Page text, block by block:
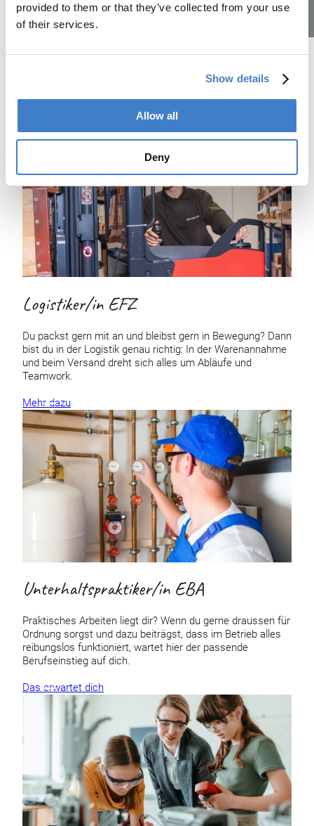
provided to them or that they’ve collected from your use
of their services.
Show details
Allow all
Deny
Informatiker/in EFZ
Plattformentwicklung
dass bei unseren PC-User alles reibungslos, schnell und
Logistiker/in EFZ
Du packst gern mit an und bleibst gern in Bewegung? Dann
bist du in der Logistik genau richtig: In der Warenannahme
und beim Versand dreht sich alles um Abläufe und
Teamwork.
Mehr dazu
Unterhaltspraktiker/in EBA
Praktisches Arbeiten liegt dir? Wenn du gerne draussen für
Ordnung sorgst und dazu beiträgst, dass im Betrieb alles
reibungslos funktioniert, wartet hier der passende
Berufseinstieg auf dich.
Das erwartet dich